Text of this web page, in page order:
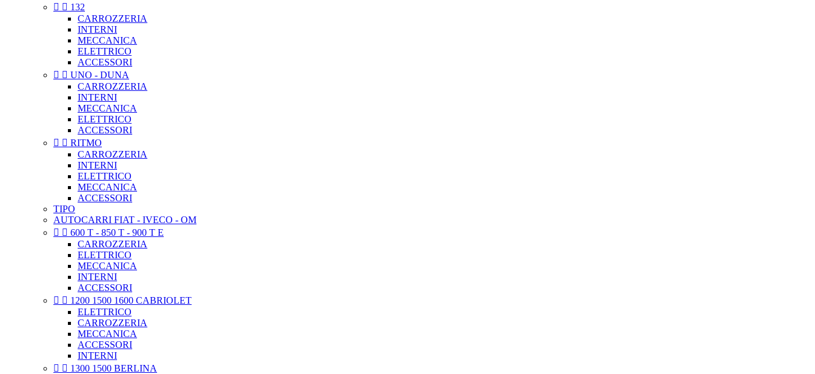
  132
CARROZZERIA
INTERNI
MECCANICA
ELETTRICO
ACCESSORI
  UNO - DUNA
CARROZZERIA
INTERNI
MECCANICA
ELETTRICO
ACCESSORI
  RITMO
CARROZZERIA
INTERNI
ELETTRICO
MECCANICA
ACCESSORI
TIPO
AUTOCARRI FIAT - IVECO - OM
  600 T - 850 T - 900 T E
CARROZZERIA
ELETTRICO
MECCANICA
INTERNI
ACCESSORI
  1200 1500 1600 CABRIOLET
ELETTRICO
CARROZZERIA
MECCANICA
ACCESSORI
INTERNI
  1300 1500 BERLINA